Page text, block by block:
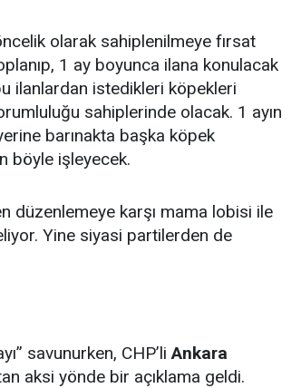
olarak sahiplenilmeye fırsat
1 ay boyunca ilana konulacak
ilanlardan istedikleri köpekleri
sahiplerinde olacak. 1 ayın
barınakta başka köpek
böyle işleyecek.
düzenlemeye karşı mama lobisi ile
Yine siyasi partilerden de
savunurken, CHP’liAnkara
aksi yönde bir açıklama geldi.